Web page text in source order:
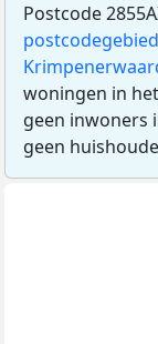
Postcode
woningen in
geen inwoners
geen